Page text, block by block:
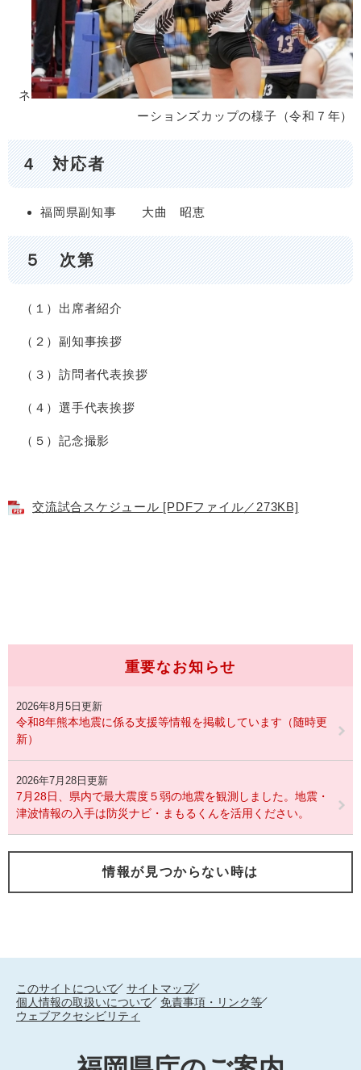
ネ
ーションズカップの様子（令和７年）
4 対応者
福岡県副知事 大曲 昭恵
５ 次第
（１）出席者紹介
（２）副知事挨拶
（３）訪問者代表挨拶
（４）選手代表挨拶
（５）記念撮影
交流試合スケジュール [PDFファイル／273KB]
重要なお知らせ
2026年8月5日更新
令和8年熊本地震に係る支援等情報を掲載しています（随時更
新）
2026年7月28日更新
7月28日、県内で最大震度５弱の地震を観測しました。地震・
津波情報の入手は防災ナビ・まもるくんを活用ください。
情報が見つからない時は
このサイトについて
サイトマップ
個人情報の取扱いについて
免責事項・リンク等
ウェブアクセシビリティ